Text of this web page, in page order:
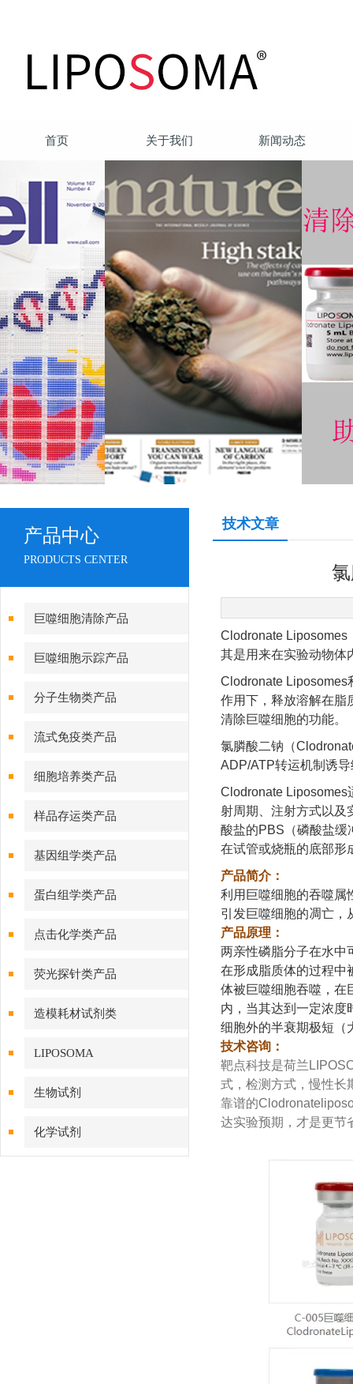
首页 关于我们 新闻动态
产品中心
PRODUCTS CENTER
巨噬细胞清除产品
巨噬细胞示踪产品
分子生物类产品
流式免疫类产品
细胞培养类产品
样品存运类产品
基因组学类产品
蛋白组学类产品
点击化学类产品
荧光探针类产品
造模耗材试剂类
LIPOSOMA
生物试剂
化学试剂
技术文章
Clodronate Liposomes
其是用来在实验动物体
Clodronate Liposomes
作用下，释放溶解在脂
清除巨噬细胞的功能。
氯膦酸二钠（
ADP/ATP转运机制诱
Clodronate Liposomes
射周期、注射方式以及
酸盐的PBS（磷酸盐缓
在试管或烧瓶的底部形
产品简介：
利用巨噬细胞的吞噬属
引发巨噬细胞的凋亡，
产品原理：
两亲性磷脂分子在水中
在形成脂质体的过程中
体被巨噬细胞吞噬，在
内，当其达到一定浓度
细胞外的半衰期极短（
技术咨询：
靶点科技是荷兰
式，检测方式，慢性长
靠谱的
达实验预期，才是更节